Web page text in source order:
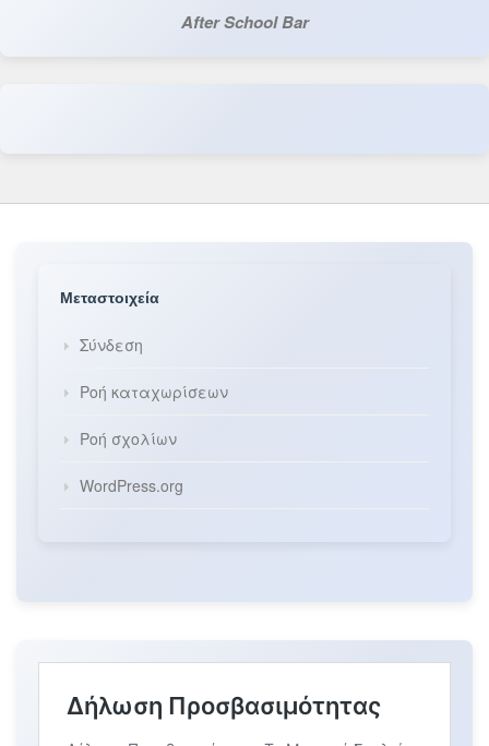
After School Bar
Μεταστοιχεία
Σύνδεση
Ροή καταχωρίσεων
Ροή σχολίων
WordPress.org